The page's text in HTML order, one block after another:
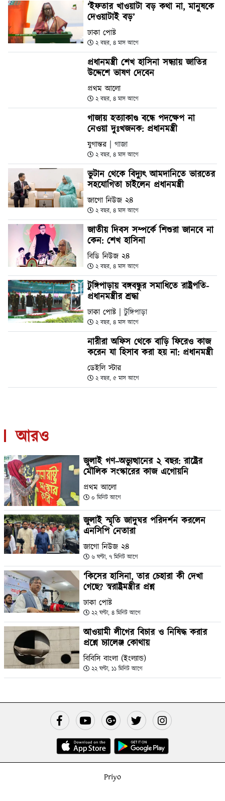
‘ইফতার খাওয়াটা বড় কথা না, মানুষকে
দেওয়াটাই বড়’
ঢাকা পোষ্ট
২ বছর, ৪ মাস আগে
প্রধানমন্ত্রী শেখ হাসিনা সন্ধ্যায় জাতির
উদ্দেশে ভাষণ দেবেন
প্রথম আলো
২ বছর, ৪ মাস আগে
গাজায় হত্যাকাণ্ড বন্ধে পদক্ষেপ না
নেওয়া দুঃখজনক: প্রধানমন্ত্রী
যুগান্তর | গাজা
২ বছর, ৪ মাস আগে
ভুটান থেকে বিদ্যুৎ আমদানিতে ভারতের
সহযোগিতা চাইলেন প্রধানমন্ত্রী
জাগো নিউজ ২৪
২ বছর, ৪ মাস আগে
জাতীয় দিবস সম্পর্কে শিশুরা জানবে না
কেন: শেখ হাসিনা
বিডি নিউজ ২৪
২ বছর, ৪ মাস আগে
টুঙ্গিপাড়ায় বঙ্গবন্ধুর সমাধিতে রাষ্ট্রপতি-
প্রধানমন্ত্রীর শ্রদ্ধা
ঢাকা পোষ্ট | টুঙ্গিপাড়া
২ বছর, ৪ মাস আগে
নারীরা অফিস থেকে বাড়ি ফিরেও কাজ
করেন যা হিসাব করা হয় না: প্রধানমন্ত্রী
ডেইলি স্টার
২ বছর, ৫ মাস আগে
আরও
জুলাই গণ–অভ্যুত্থানের ২ বছর: রাষ্ট্রের
মৌলিক সংস্কারের কাজ এগোয়নি
প্রথম আলো
০ মিনিট আগে
জুলাই স্মৃতি জাদুঘর পরিদর্শন করলেন
এনসিপি নেতারা
জাগো নিউজ ২৪
৬ ঘণ্টা, ৭ মিনিট আগে
‘কিসের হাসিনা, তার চেহারা কী দেখা
গেছে? স্বরাষ্ট্রমন্ত্রীর প্রশ্ন
ঢাকা পোষ্ট
২২ ঘণ্টা, ৪ মিনিট আগে
আওয়ামী লীগের বিচার ও নিষিদ্ধ করার
প্রশ্নে চ্যালেঞ্জ কোথায়
বিবিসি বাংলা (ইংল্যান্ড)
২২ ঘণ্টা, ১১ মিনিট আগে
Priyo